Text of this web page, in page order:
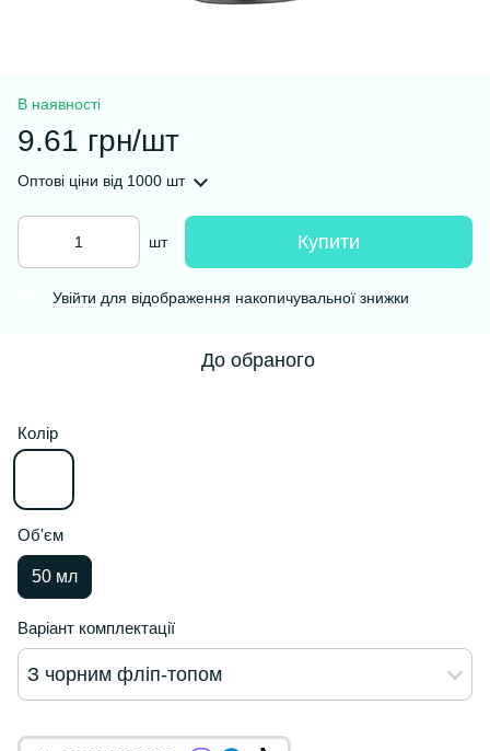
В наявності
9.61 грн/шт
Оптові ціни від 1000 шт
шт Купити
Увійти для відображення накопичувальної знижки
До обраного
Колір
Об'єм
50 мл
Варіант комплектації
З чорним фліп-топом